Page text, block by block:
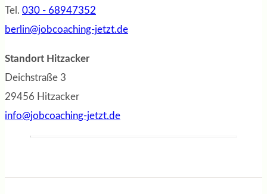
Tel. 030 - 68947352
berlin@jobcoaching-jetzt.de
Standort Hitzacker
Deichstraße 3
29456 Hitzacker
info@jobcoaching-jetzt.de